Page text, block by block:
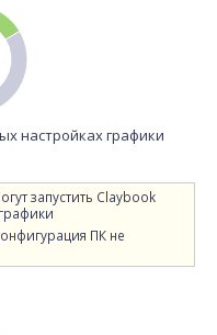
настройках графики
запустить Claybook
ПК не